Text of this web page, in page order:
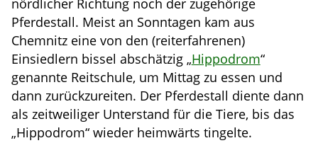
nördlicher Richtung noch der zugehörige
Pferdestall. Meist an Sonntagen kam aus
Chemnitz eine von den (reiterfahrenen)
Einsiedlern bissel abschätzig „Hippodrom“
genannte Reitschule, um Mittag zu essen und
dann zurückzureiten. Der Pferdestall diente dann
als zeitweiliger Unterstand für die Tiere, bis das
„Hippodrom“ wieder heimwärts tingelte.